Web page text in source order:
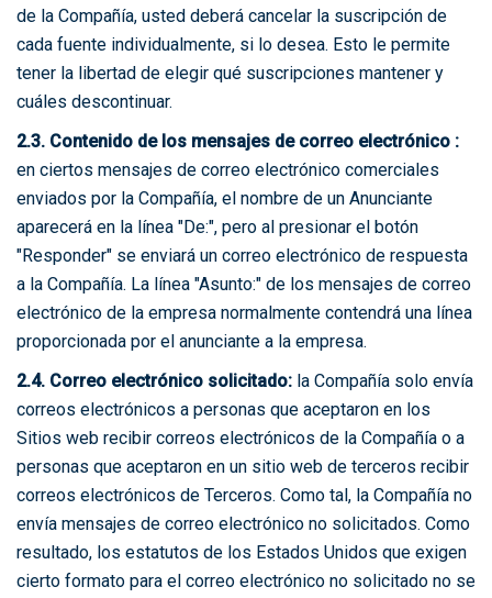
de la Compañía, usted deberá cancelar la suscripción de
cada fuente individualmente, si lo desea. Esto le permite
tener la libertad de elegir qué suscripciones mantener y
cuáles descontinuar.
2.3. Contenido de los mensajes de correo electrónico :
en ciertos mensajes de correo electrónico comerciales
enviados por la Compañía, el nombre de un Anunciante
aparecerá en la línea "De:", pero al presionar el botón
"Responder" se enviará un correo electrónico de respuesta
a la Compañía. La línea "Asunto:" de los mensajes de correo
electrónico de la empresa normalmente contendrá una línea
proporcionada por el anunciante a la empresa.
2.4. Correo electrónico solicitado: la Compañía solo envía
correos electrónicos a personas que aceptaron en los
Sitios web recibir correos electrónicos de la Compañía o a
personas que aceptaron en un sitio web de terceros recibir
correos electrónicos de Terceros. Como tal, la Compañía no
envía mensajes de correo electrónico no solicitados. Como
resultado, los estatutos de los Estados Unidos que exigen
cierto formato para el correo electrónico no solicitado no se